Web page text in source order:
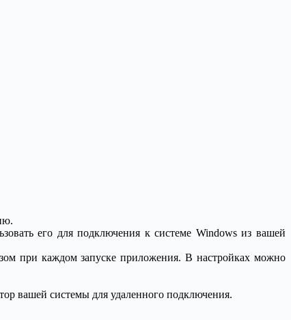
его для подключения к системе Windows из вашей
при каждом запуске приложения. В настройках можно
вашей системы для удаленного подключения.